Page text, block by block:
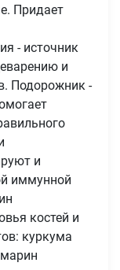
Придает
- источник
и
Подорожник -
и
иммунной
костей и
куркума